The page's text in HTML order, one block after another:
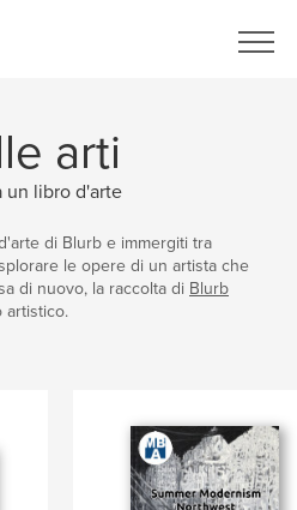
arti
un libro d'arte
di Blurb e immergiti tra
le opere di un artista che
di nuovo, la raccolta di Blurb
artistico.